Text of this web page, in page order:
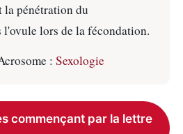
la pénétration du
l'ovule lors de la fécondation.
: Sexologie
commençant par la lettre